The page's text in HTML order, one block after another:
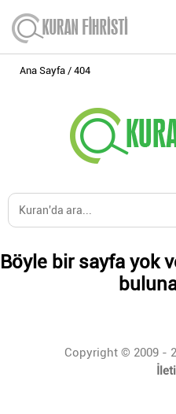
Ana Sayfa 404
Böyle bir sayfa yok
Copyright © 2009 -